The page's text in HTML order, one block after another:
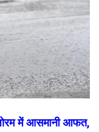
में आसमानी आफत,